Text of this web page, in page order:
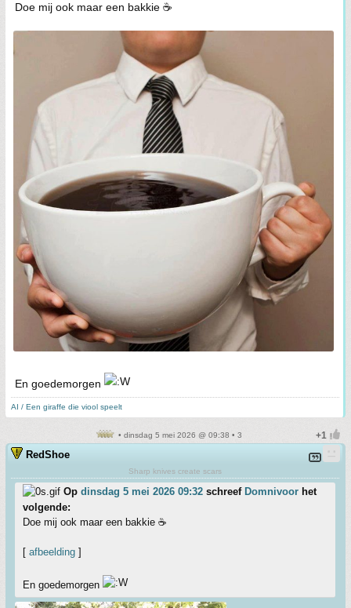
Doe mij ook maar een bakkie ☕️
En goedemorgen
AI / Een giraffe die viool speelt
• dinsdag 5 mei 2026 @ 09:38 • 3
RedShoe
Sharp knives create scars
Op dinsdag 5 mei 2026 09:32 schreef Domnivoor het
volgende:
Doe mij ook maar een bakkie ☕️
[ afbeelding ]
En goedemorgen